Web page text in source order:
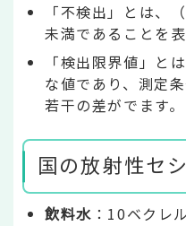
「不検出」とは
未満であることを表
「検出限界値」と
な値であり、測定
若干の差がでます。
国の放射性セ
飲料水 ：10ベクレ